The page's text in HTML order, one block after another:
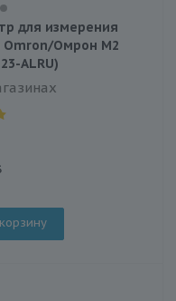
для измерения
Omron/Омрон М2
ALRU)